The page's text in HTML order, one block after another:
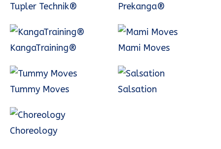
Tupler Technik® Prekanga®
KangaTraining® Mami Moves
Tummy Moves Salsation
Choreology